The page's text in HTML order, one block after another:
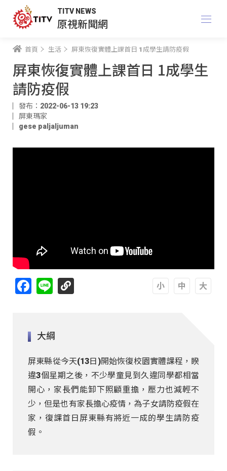
TITV NEWS
原視新聞網
首頁 生活 屏東恢復實體上課首日 1成學生請防疫假
屏東恢復實體上課首日 1成學生
請防疫假
發布：2022-06-13 19:23
屏東瑪家
gese paljaljuman
Facebook
Line
大綱
屏東縣從今天(13日)開始恢復校園實體課程，睽
違3個星期之後，不少學童見到久違同學都相當
開心，家長們能卸下照顧重擔，壓力也減輕不
少，但是也有家長擔心疫情，為子女請防疫假在
家，復課首日屏東縣有將近一成的學生請防疫
假。